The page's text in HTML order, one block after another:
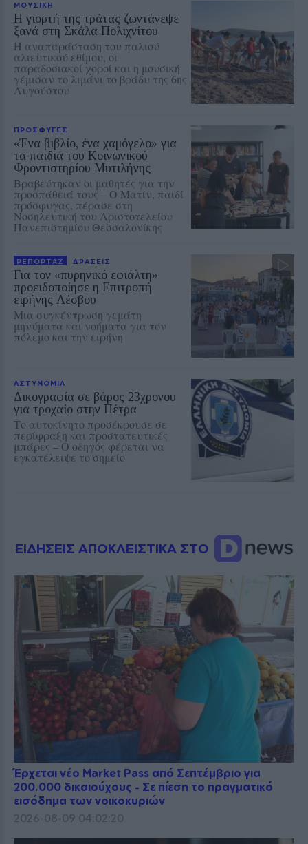
ΜΟΥΣΙΚΗ
Η γιορτή της τράτας ζωντάνεψε
ξανά στη Σκάλα Πολιχνίτου
Η αναπαράσταση του παλιού
αλιευτικού εθίμου, οι
παραδοσιακοί χοροί και η μουσική
γέμισαν το λιμάνι το βράδυ της 6ης
Αυγούστου
ΠΡΟΣΦΥΓΕΣ
«Ένα βιβλίο, ένα χαμόγελο» για
τα παιδιά του Κοινωνικού
Φροντιστηρίου Μυτιλήνης
Βραβεύτηκαν οι μαθητές για την
προσπάθειά τους – Ο Ματίν, παιδί
πρόσφυγας, πέρασε στη
Νοσηλευτική του Αριστοτελείου
Πανεπιστημίου Θεσσαλονίκης
ΡΕΠΟΡΤΑΖ ΔΡΑΣΕΙΣ
Για τον «πυρηνικό εφιάλτη»
προειδοποίησε η Επιτροπή
ειρήνης Λέσβου
Μια συγκέντρωση γεμάτη
μηνύματα και νοήματα για τον
πόλεμο και την ειρήνη
ΑΣΤΥΝΟΜΙΑ
Δικογραφία σε βάρος 23χρονου
για τροχαίο στην Πέτρα
Το αυτοκίνητο προσέκρουσε σε
περίφραξη και προστατευτικές
μπάρες – Ο οδηγός φέρεται να
εγκατέλειψε το σημείο
ΕΙΔΗΣΕΙΣ ΑΠΟΚΛΕΙΣΤΙΚΑ ΣΤΟ
Έρχεται νέο Market Pass από Σεπτέμβριο για
200.000 δικαιούχους - Σε πίεση το πραγματικό
εισόδημα των νοικοκυριών
2026-08-09 04:02:20